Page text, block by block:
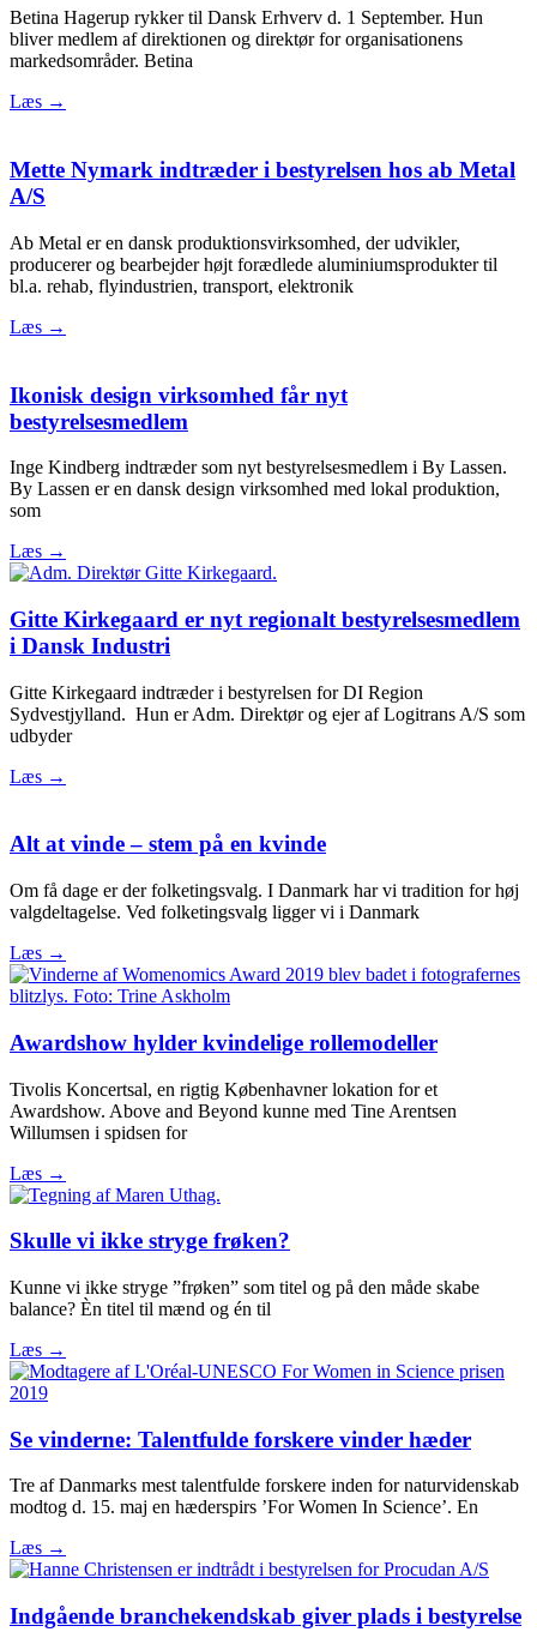
Betina Hagerup rykker til Dansk Erhverv d. 1 September. Hun
bliver medlem af direktionen og direktør for organisationens
markedsområder. Betina
Læs →
Mette Nymark indtræder i bestyrelsen hos ab Metal
A/S
Ab Metal er en dansk produktionsvirksomhed, der udvikler,
producerer og bearbejder højt forædlede aluminiumsprodukter til
bl.a. rehab, flyindustrien, transport, elektronik
Læs →
Ikonisk design virksomhed får nyt
bestyrelsesmedlem
Inge Kindberg indtræder som nyt bestyrelsesmedlem i By Lassen.
By Lassen er en dansk design virksomhed med lokal produktion,
som
Læs →
Gitte Kirkegaard er nyt regionalt bestyrelsesmedlem
i Dansk Industri
Gitte Kirkegaard indtræder i bestyrelsen for DI Region
Sydvestjylland. Hun er Adm. Direktør og ejer af Logitrans A/S som
udbyder
Læs →
Alt at vinde – stem på en kvinde
Om få dage er der folketingsvalg. I Danmark har vi tradition for høj
valgdeltagelse. Ved folketingsvalg ligger vi i Danmark
Læs →
Awardshow hylder kvindelige rollemodeller
Tivolis Koncertsal, en rigtig Københavner lokation for et
Awardshow. Above and Beyond kunne med Tine Arentsen
Willumsen i spidsen for
Læs →
Skulle vi ikke stryge frøken?
Kunne vi ikke stryge ”frøken” som titel og på den måde skabe
balance? Èn titel til mænd og én til
Læs →
Se vinderne: Talentfulde forskere vinder hæder
Tre af Danmarks mest talentfulde forskere inden for naturvidenskab
modtog d. 15. maj en hæderspirs ’For Women In Science’. En
Læs →
Indgående branchekendskab giver plads i bestyrelse